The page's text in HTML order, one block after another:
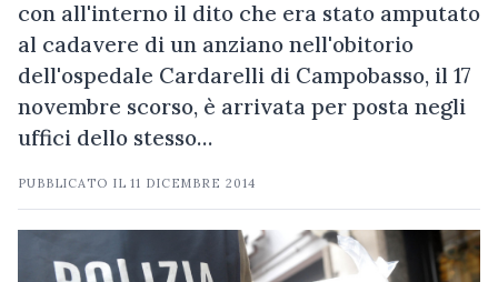
con all'interno il dito che era stato amputato
al cadavere di un anziano nell'obitorio
dell'ospedale Cardarelli di Campobasso, il 17
novembre scorso, è arrivata per posta negli
uffici dello stesso…
PUBBLICATO IL11 DICEMBRE 2014